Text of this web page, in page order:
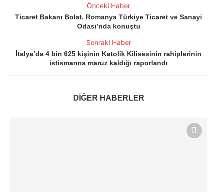
Önceki Haber
Ticaret Bakanı Bolat, Romanya Türkiye Ticaret ve Sanayi
Odası’nda konuştu
Sonraki Haber
İtalya’da 4 bin 625 kişinin Katolik Kilisesinin rahiplerinin
istismarına maruz kaldığı raporlandı
DİĞER HABERLER